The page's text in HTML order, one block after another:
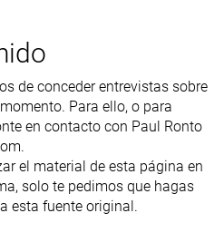
de conceder entrevistas sobre
Para ello, o para
en contacto con Paul Ronto
el material de esta página en
solo te pedimos que hagas
esta fuente original.